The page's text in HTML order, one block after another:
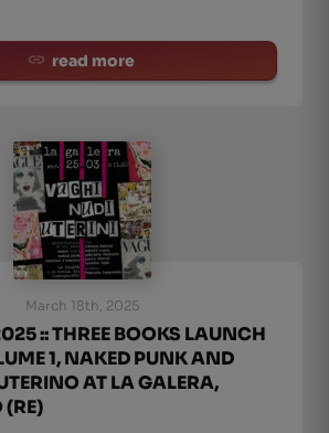
read more
March 18th, 2025
:: THREE BOOKS LAUNCH
1, NAKED PUNK AND
AT LA GALERA,
(RE)